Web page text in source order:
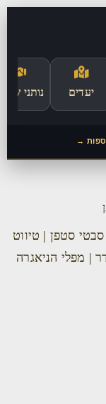
יעדים נותני
→
סטפן | טיווט
| מפלי הניאגרה